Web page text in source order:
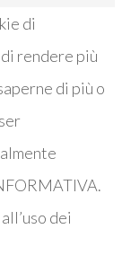
di
rendere più
di più o
dei